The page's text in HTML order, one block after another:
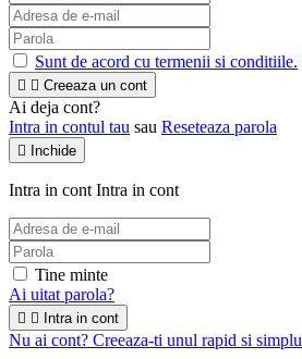
Sunt de acord cu termenii si conditiile.
  Creeaza un cont
Ai deja cont?
Intra in contul tau sau Reseteaza parola
 Inchide
Intra in cont Intra in cont
Tine minte
Ai uitat parola?
  Intra in cont
Nu ai cont? Creeaza-ti unul rapid si simplu